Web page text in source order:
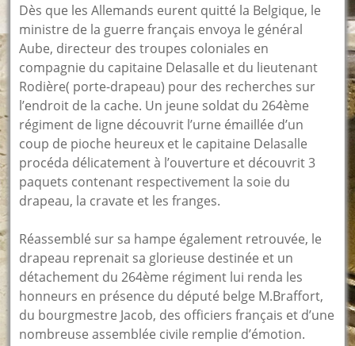
Dès que les Allemands eurent quitté la Belgique, le
ministre de la guerre français envoya le général
Aube, directeur des troupes coloniales en
compagnie du capitaine Delasalle et du lieutenant
Rodière( porte-drapeau) pour des recherches sur
l’endroit de la cache. Un jeune soldat du 264ème
régiment de ligne découvrit l’urne émaillée d’un
coup de pioche heureux et le capitaine Delasalle
procéda délicatement à l’ouverture et découvrit 3
paquets contenant respectivement la soie du
drapeau, la cravate et les franges.
Réassemblé sur sa hampe également retrouvée, le
drapeau reprenait sa glorieuse destinée et un
détachement du 264ème régiment lui renda les
honneurs en présence du député belge M.Braffort,
du bourgmestre Jacob, des officiers français et d’une
nombreuse assemblée civile remplie d’émotion.